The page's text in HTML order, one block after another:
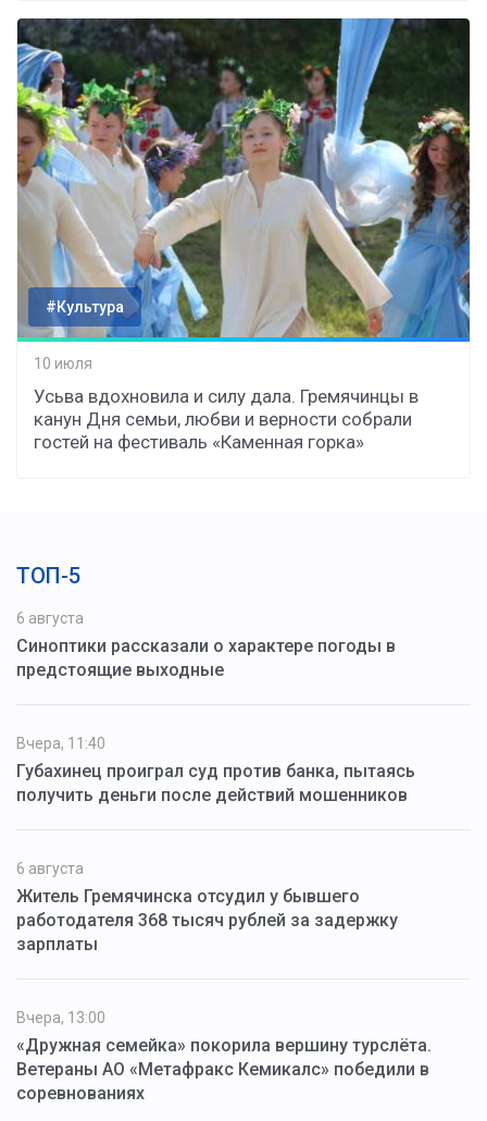
#Культура
10 июля
Усьва вдохновила и силу дала. Гремячинцы в
канун Дня семьи, любви и верности собрали
гостей на фестиваль «Каменная горка»
ТОП-5
6 августа
Синоптики рассказали о характере погоды в
предстоящие выходные
Вчера, 11:40
Губахинец проиграл суд против банка, пытаясь
получить деньги после действий мошенников
6 августа
Житель Гремячинска отсудил у бывшего
работодателя 368 тысяч рублей за задержку
зарплаты
Вчера, 13:00
«Дружная семейка» покорила вершину турслёта.
Ветераны АО «Метафракс Кемикалс» победили в
соревнованиях